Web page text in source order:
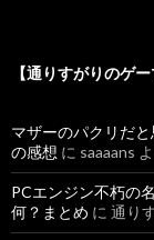
【通りすがりのゲ
マザーのパクリだと
の感想 に saaaans
PCエンジン不朽の
何？まとめ に 通り